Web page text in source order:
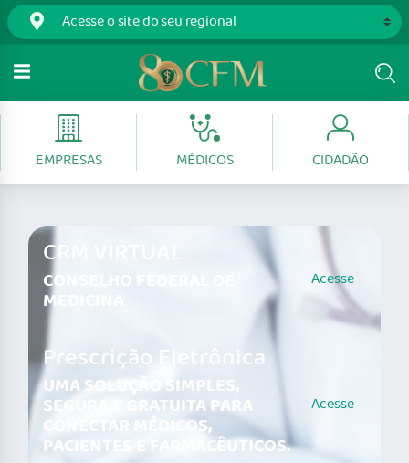
EMPRESAS MÉDICOS CIDADÃO
CRM VIRTUAL
CONSELHO FEDERAL DE
MEDICINA
Acesse
Prescrição Eletrônica
UMA SOLUÇÃO SIMPLES,
SEGURA E GRATUITA PARA
CONECTAR MÉDICOS,
PACIENTES E FARMACÊUTICOS.
Acesse